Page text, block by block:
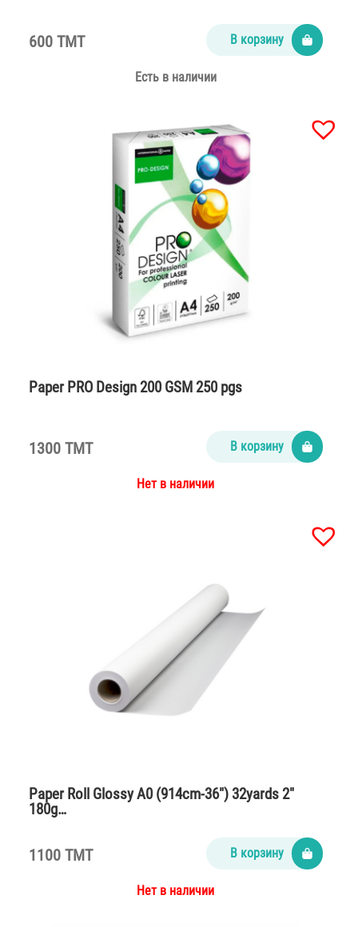
600 TMT В корзину
Есть в наличии
Paper PRO Design 200 GSM 250 pgs
1300 TMT В корзину
Нет в наличии
Paper Roll Glossy A0 (914cm-36″) 32yards 2″
180g…
1100 TMT В корзину
Нет в наличии